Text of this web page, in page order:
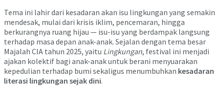
Tema ini lahir dari kesadaran akan isu lingkungan yang semakin
mendesak, mulai dari krisis iklim, pencemaran, hingga
berkurangnya ruang hijau — isu-isu yang berdampak langsung
terhadap masa depan anak-anak. Sejalan dengan tema besar
Majalah CIA tahun 2025, yaitu Lingkungan, festival ini menjadi
ajakan kolektif bagi anak-anak untuk berani menyuarakan
kepedulian terhadap bumi sekaligus menumbuhkan kesadaran
literasi lingkungan sejak dini.